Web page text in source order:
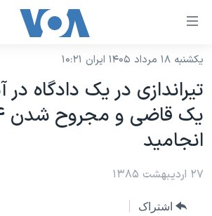
لینکهای
دسترسی
جهش
محتوای
اصلی
صفحه
نسخه سبک وب‌سایت
موضوع ها
ایران
آمریکا
جهان
برنامه های تلویزیونی
جدول برنامه ها
صفحه‌های ویژه
یکشنبه ۱۸ مرداد ۱۴۰۵ ایران ۱۰:۲۱
تيراندازی در يک دادگاه در
انجاميد
۲۷ اردیبهشت ۱۳۸۵
اشتراک